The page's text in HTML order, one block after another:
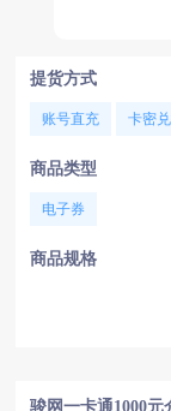
提货方式
账号直充 卡密
商品类型
电子券
商品规格
骏网一卡通1000元